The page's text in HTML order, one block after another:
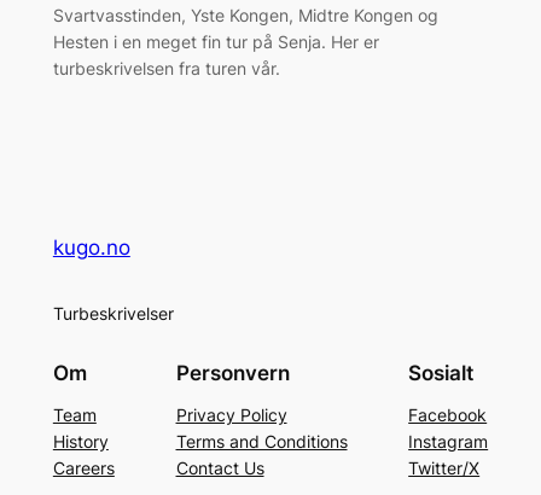
Svartvasstinden, Yste Kongen, Midtre Kongen og
Hesten i en meget fin tur på Senja. Her er
turbeskrivelsen fra turen vår.
kugo.no
Turbeskrivelser
Om
Team
History
Careers
Personvern
Privacy Policy
Terms and Conditions
Contact Us
Sosialt
Facebook
Instagram
Twitter/X